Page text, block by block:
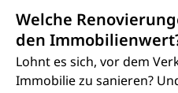
Welche
den
Lohnt es sich, vor dem
Immobilie zu sanieren?